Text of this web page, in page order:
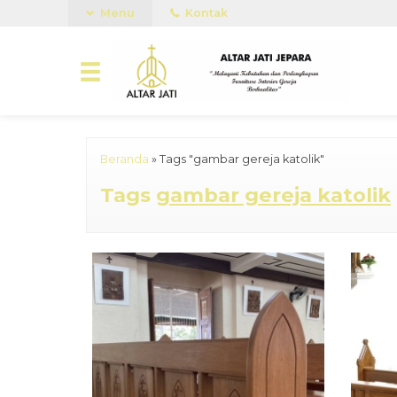
Menu Kontak
Beranda » Tags "gambar gereja katolik"
Tags gambar gereja katolik